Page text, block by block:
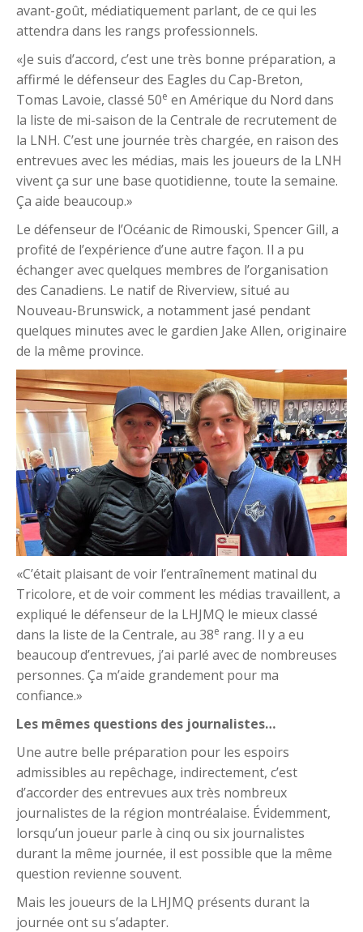
avant-goût, médiatiquement parlant, de ce qui les
attendra dans les rangs professionnels.
«Je suis d’accord, c’est une très bonne préparation, a
affirmé le défenseur des Eagles du Cap-Breton,
Tomas Lavoie, classé 50e en Amérique du Nord dans
la liste de mi-saison de la Centrale de recrutement de
la LNH. C’est une journée très chargée, en raison des
entrevues avec les médias, mais les joueurs de la LNH
vivent ça sur une base quotidienne, toute la semaine.
Ça aide beaucoup.»
Le défenseur de l’Océanic de Rimouski, Spencer Gill, a
profité de l’expérience d’une autre façon. Il a pu
échanger avec quelques membres de l’organisation
des Canadiens. Le natif de Riverview, situé au
Nouveau-Brunswick, a notamment jasé pendant
quelques minutes avec le gardien Jake Allen, originaire
de la même province.
«C’était plaisant de voir l’entraînement matinal du
Tricolore, et de voir comment les médias travaillent, a
expliqué le défenseur de la LHJMQ le mieux classé
dans la liste de la Centrale, au 38e rang. Il y a eu
beaucoup d’entrevues, j’ai parlé avec de nombreuses
personnes. Ça m’aide grandement pour ma
confiance.»
Les mêmes questions des journalistes…
Une autre belle préparation pour les espoirs
admissibles au repêchage, indirectement, c’est
d’accorder des entrevues aux très nombreux
journalistes de la région montréalaise. Évidemment,
lorsqu’un joueur parle à cinq ou six journalistes
durant la même journée, il est possible que la même
question revienne souvent.
Mais les joueurs de la LHJMQ présents durant la
journée ont su s’adapter.